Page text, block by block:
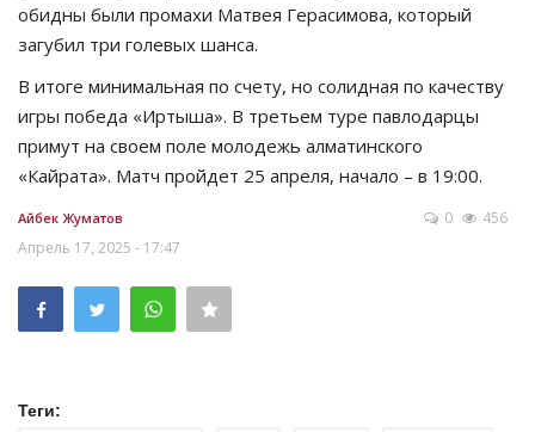
обидны были промахи Матвея Герасимова, который
загубил три голевых шанса.
В итоге минимальная по счету, но солидная по качеству
игры победа «Иртыша». В третьем туре павлодарцы
примут на своем поле молодежь алматинского
«Кайрата». Матч пройдет 25 апреля, начало – в 19:00.
Айбек Жуматов
Апрель 17, 2025 - 17:47
0 456
Теги: